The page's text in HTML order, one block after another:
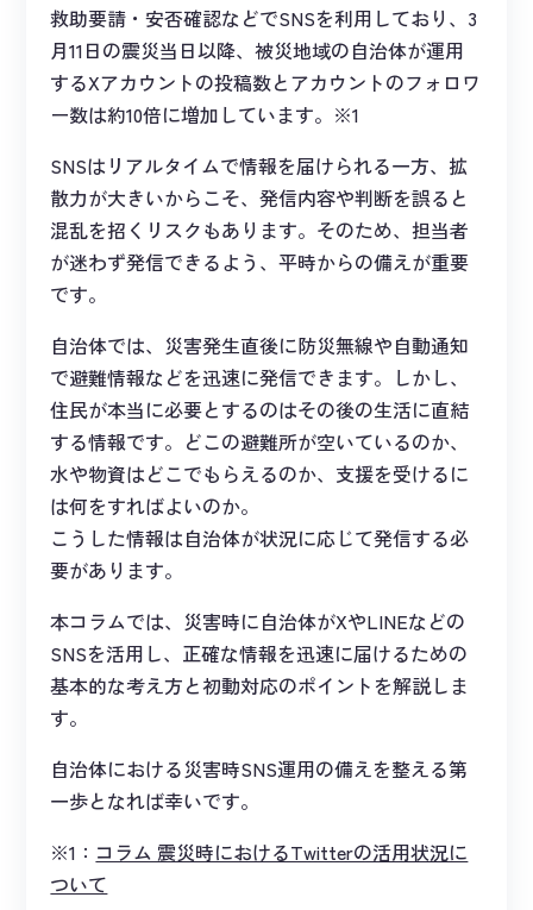
救助要請・安否確認などでSNSを利用しており、3
月11日の震災当日以降、被災地域の自治体が運用
するXアカウントの投稿数とアカウントのフォロワ
ー数は約10倍に増加しています。※1
SNSはリアルタイムで情報を届けられる一方、拡
散力が大きいからこそ、発信内容や判断を誤ると
混乱を招くリスクもあります。そのため、担当者
が迷わず発信できるよう、平時からの備えが重要
です。
自治体では、災害発生直後に防災無線や自動通知
で避難情報などを迅速に発信できます。しかし、
住民が本当に必要とするのはその後の生活に直結
する情報です。どこの避難所が空いているのか、
水や物資はどこでもらえるのか、支援を受けるに
は何をすればよいのか。
こうした情報は自治体が状況に応じて発信する必
要があります。
本コラムでは、災害時に自治体がXやLINEなどの
SNSを活用し、正確な情報を迅速に届けるための
基本的な考え方と初動対応のポイントを解説しま
す。
自治体における災害時SNS運用の備えを整える第
一歩となれば幸いです。
※1： コラム 震災時におけるTwitterの活用状況に
ついて